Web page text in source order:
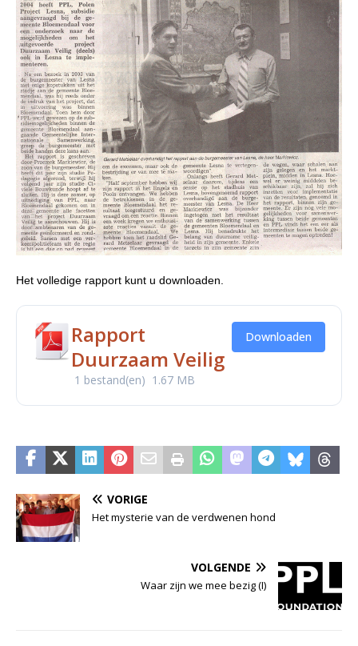
Het volledige rapport kunt u downloaden.
Rapport
Duurzaam Veilig
1 bestand(en) 1.67 MB
Downloaden
VORIGE
Het mysterie van de verdwenen hond
VOLGENDE
Waar zijn we mee bezig (I)